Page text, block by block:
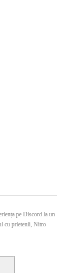
pe Discord la un
cu prietenii, Nitro